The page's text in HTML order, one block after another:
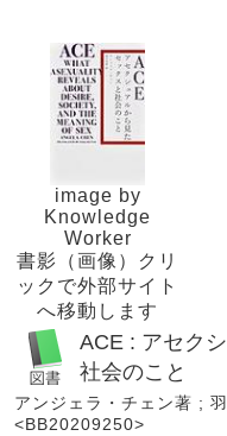
image by
Knowledge
Worker
書影（画像）クリ
ックで外部サイト
へ移動します
ACE : アセク
社会のこと
アンジェラ・チェン著 ;
<BB20209250>